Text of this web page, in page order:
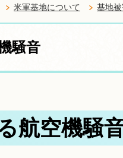
米軍基地について 基地
騒音
航空機騒